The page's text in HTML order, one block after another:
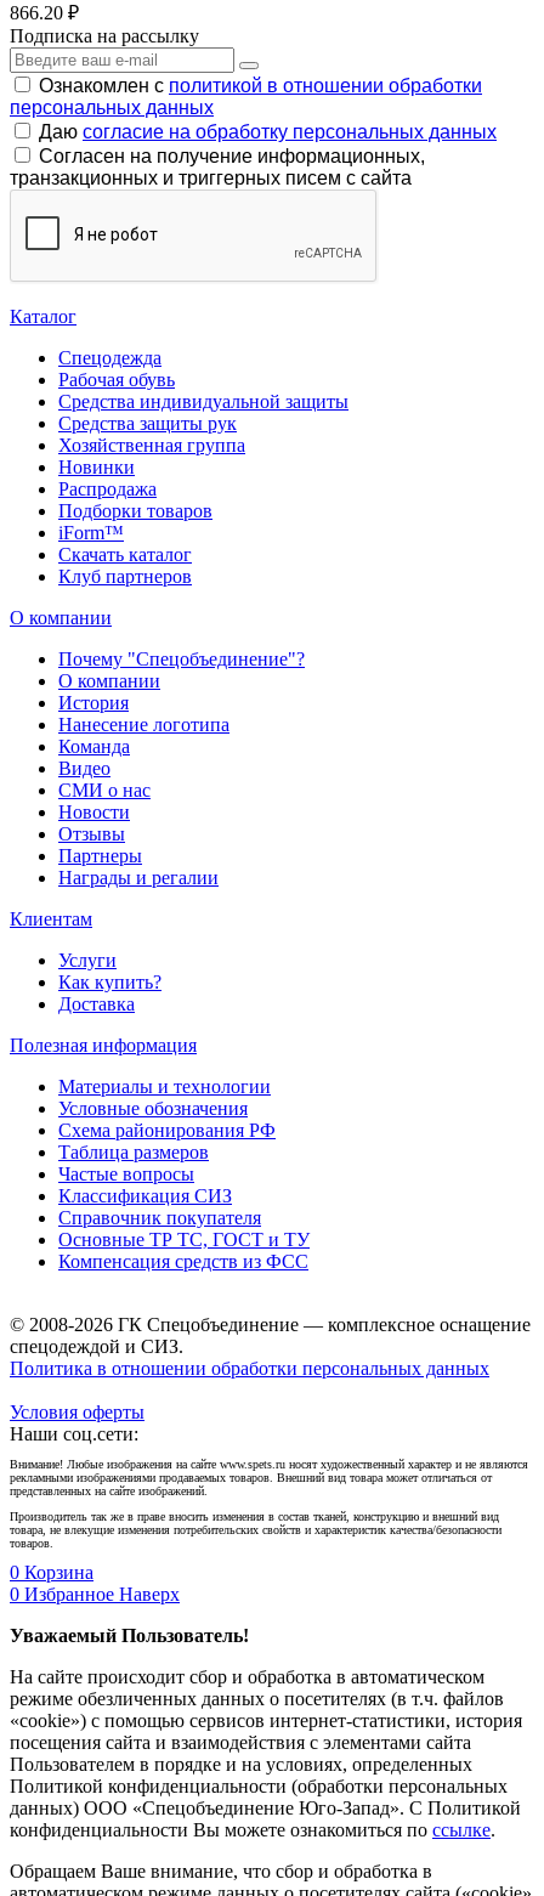
866.20 ₽
Подписка на рассылку
Ознакомлен с политикой в отношении обработки
персональных данных
Даю согласие на обработку персональных данных
Согласен на получение информационных,
транзакционных и триггерных писем с сайта
Каталог
Спецодежда
Рабочая обувь
Средства индивидуальной защиты
Средства защиты рук
Хозяйственная группа
Новинки
Распродажа
Подборки товаров
iForm™
Скачать каталог
Клуб партнеров
О компании
Почему "Спецобъединение"?
О компании
История
Нанесение логотипа
Команда
Видео
СМИ о нас
Новости
Отзывы
Партнеры
Награды и регалии
Клиентам
Услуги
Как купить?
Доставка
Полезная информация
Материалы и технологии
Условные обозначения
Схема районирования РФ
Таблица размеров
Частые вопросы
Классификация СИЗ
Справочник покупателя
Основные ТР ТС, ГОСТ и ТУ
Компенсация средств из ФСС
© 2008-2026 ГК Спецобъединение — комплексное оснащение
спецодеждой и СИЗ.
Политика в отношении обработки персональных данных
Условия оферты
Наши соц.сети:
Внимание! Любые изображения на сайте www.spets.ru носят художественный характер и не являются
рекламными изображениями продаваемых товаров. Внешний вид товара может отличаться от
представленных на сайте изображений.
Производитель так же в праве вносить изменения в состав тканей, конструкцию и внешний вид
товара, не влекущие изменения потребительских свойств и характеристик качества/безопасности
товаров.
0 Корзина
0 Избранное Наверх
Уважаемый Пользователь!
На сайте происходит сбор и обработка в автоматическом
режиме обезличенных данных о посетителях (в т.ч. файлов
«cookie») с помощью сервисов интернет-статистики, история
посещения сайта и взаимодействия с элементами сайта
Пользователем в порядке и на условиях, определенных
Политикой конфиденциальности (обработки персональных
данных) ООО «Спецобъединение Юго-Запад». С Политикой
конфиденциальности Вы можете ознакомиться по ссылке.
Обращаем Ваше внимание, что сбор и обработка в